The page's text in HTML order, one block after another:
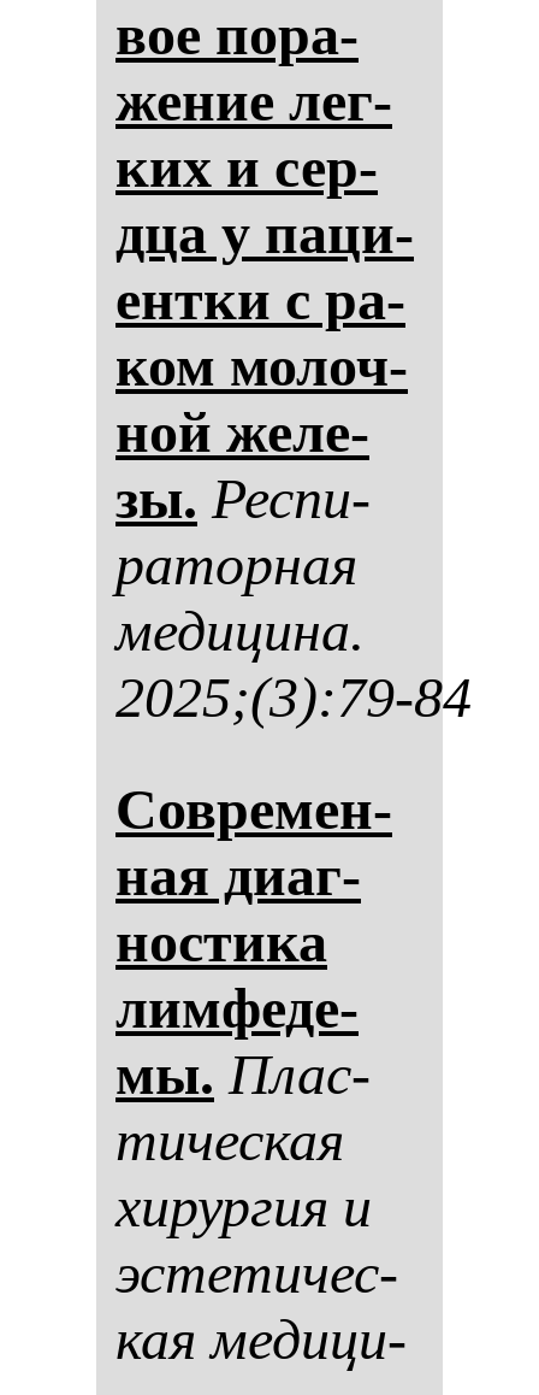
вое по­ра­
же­ние лег­
ких и сер­
дца у па­ци­
ен­тки с ра­
ком мо­лоч­
ной же­ле­
зы. Рес­пи­
ра­тор­ная
ме­ди­ци­на.
2025;(3):79-84
Сов­ре­мен­
ная ди­аг­
нос­ти­ка
лим­фе­де­
мы. Плас­
ти­чес­кая
хи­рур­гия и
эс­те­ти­чес­
кая ме­ди­ци­